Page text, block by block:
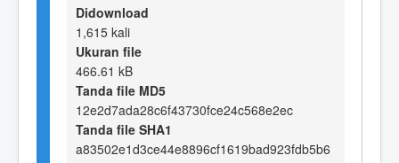
Didownload
1,615 kali
Ukuran file
466.61 kB
Tanda file MD5
12e2d7ada28c6f43730fce24c568e2ec
Tanda file SHA1
a83502e1d3ce44e8896cf1619bad923fdb5b6